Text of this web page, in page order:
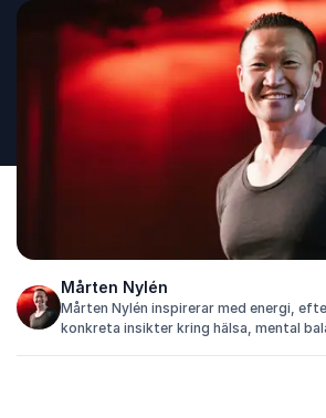
Mårten Nylén
Mårten Nylén inspirerar med energi,
konkreta insikter kring hälsa, mental